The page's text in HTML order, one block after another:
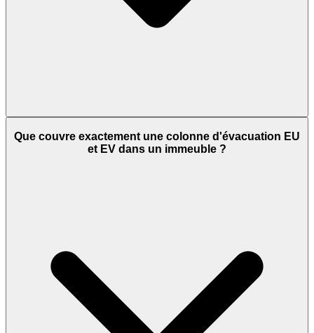
Que couvre exactement une colonne d'évacuation EU
et EV dans un immeuble ?